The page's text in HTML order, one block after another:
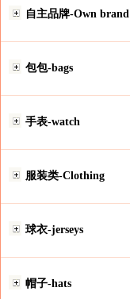
自主品牌-Own brand
包包-bags
手表-watch
服装类-Clothing
球衣-jerseys
帽子-hats